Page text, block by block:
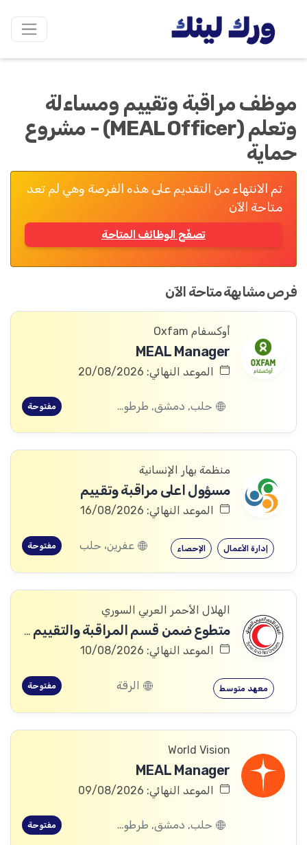
موظف مراقبة وتقييم ومساءلة
وتعلم (MEAL Officer) - مشروع
حماية
تم الانتهاء من التقديم على هذه الفرصة وهي لم تعد
متاحة الآن
تصفّح الوظائف المتاحة
فرص مشابهة متاحة الآن
أوكسفام Oxfam
MEAL Manager
الموعد النهائي: 20/08/2026
حلب, دمشق, طرطوس, ريف دمشق, ديرالزور, درعا, السويداء, إدلب, القنيطرة, اللاذقية, الرقة, حمص, الحسكة, حماة مفتوحة
منظمة بهار الإنسانية
مسؤول اعلى مراقبة وتقييم
الموعد النهائي: 16/08/2026
الإحصاء إدارة الأعمال عفرين، حلب مفتوحة
الهلال الأحمر العربي السوري
متطوع ضمن قسم المراقبة والتقييم والتعلم (MEAL)
الموعد النهائي: 10/08/2026
معهد متوسط الرقة مفتوحة
World Vision
MEAL Manager
الموعد النهائي: 09/08/2026
حلب, دمشق, طرطوس, ريف دمشق, ديرالزور, درعا, السويداء, إدلب, القنيطرة, اللاذقية, الرقة, حمص, الحسكة, حماة مفتوحة